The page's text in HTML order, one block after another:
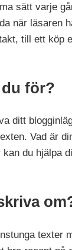
sätt varje
när läsaren
till ett köp
för?
ditt
Vad är
du hjälpa
texter